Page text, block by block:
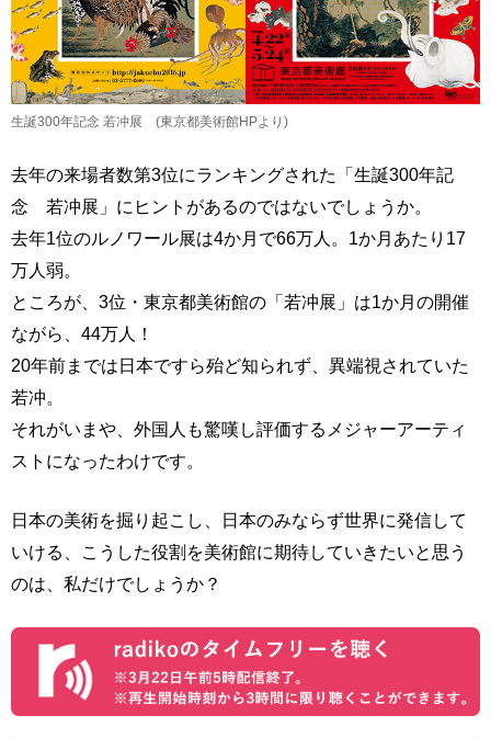
生誕300年記念 若冲展 (東京都美術館HPより )
去年の来場者数第3位にランキングされた「生誕300年記
念 若冲展」にヒントがあるのではないでしょうか。
去年1位のルノワール展は4か月で66万人。1か月あたり17
万人弱。
ところが、3位・東京都美術館の「若冲展」は1か月の開催
ながら、44万人！
20年前までは日本ですら殆ど知られず、異端視されていた
若冲。
それがいまや、外国人も驚嘆し評価するメジャーアーティ
ストになったわけです。
日本の美術を掘り起こし、日本のみならず世界に発信して
いける、こうした役割を美術館に期待していきたいと思う
のは、私だけでしょうか？